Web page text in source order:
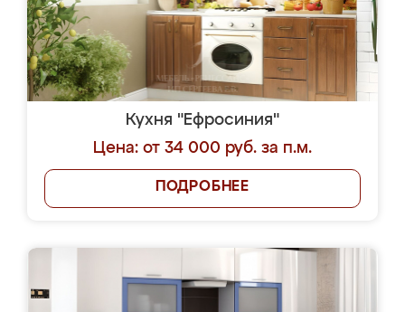
Кухня "Ефросиния"
Цена: от 34 000 руб. за п.м.
ПОДРОБНЕЕ